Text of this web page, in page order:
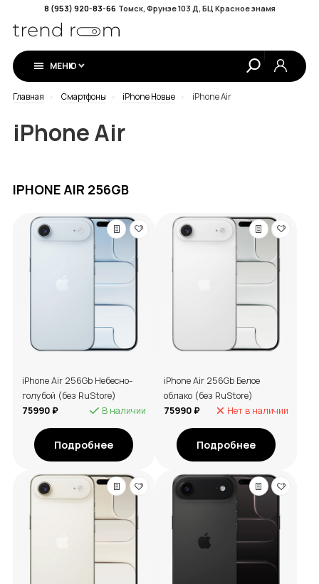
8 (953) 920-83-66 Томск, Фрунзе 103 Д, БЦ Красное знамя
МЕНЮ
Главная Смартфоны iPhone Новые iPhone Air
iPhone Air
iPhone Air 256Gb Небесно-
голубой (без RuStore)
75990 ₽
В наличии
Подробнее
iPhone Air 256Gb Белое
облако (без RuStore)
75990 ₽
Нет в наличии
Подробнее
IPHONE AIR 256GB